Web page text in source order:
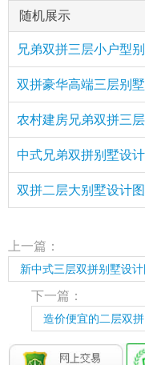
随机展示
双拼豪华高端三层别
农村建房兄弟双拼三
中式兄弟双拼别墅设
上一篇：
新中式三层双拼别墅设
下一篇：
造价便宜的二层双